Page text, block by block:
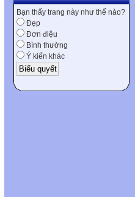
Bạn thấy trang này như thế nào?
Đẹp
Đơn điệu
Bình thường
Ý kiến khác